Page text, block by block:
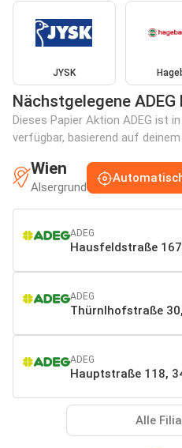
JYSK
Nächstgelegene ADEG
Dieses Papier Aktion ADEG ist
verfügbar, basierend auf
Wien
Alsergrund
ADEG
Hausfeldstraße
ADEG
Thürnlhofstraße
ADEG
Hauptstraße 118,
Alle